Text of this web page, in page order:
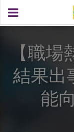
【職
結果出
能